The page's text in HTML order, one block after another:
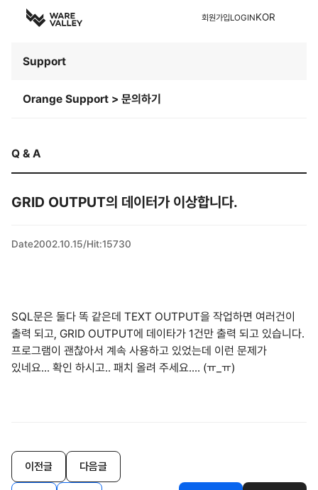
회원가입LOGINKOR
Support
Orange Support > 문의하기
Q & A
GRID OUTPUT의 데이터가 이상합니다.
Date2002.10.15/Hit:15730
SQL문은 둘다 똑 같은데 TEXT OUTPUT을 작업하면 여러건이
출력 되고, GRID OUTPUT에 데이타가 1건만 출력 되고 있습니다.
프로그램이 괜찮아서 계속 사용하고 있었는데 이런 문제가
있네요... 확인 하시고.. 패치 올려 주세요.... (ㅠ_ㅠ)
이전글 다음글